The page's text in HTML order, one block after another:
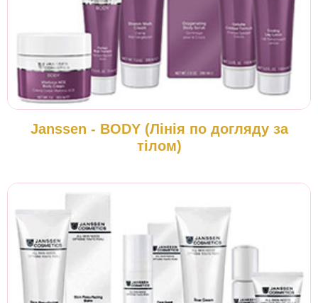
Janssen - BODY (Лінія по догляду за
тілом)